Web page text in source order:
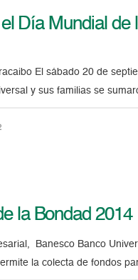
Día Mundial de
El sábado 20 de
y sus familias se
la Bondad 2014
Banesco Banco
la colecta de fondos